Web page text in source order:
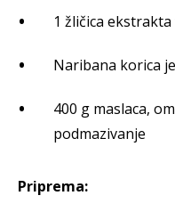
1 žličica
Naribana korica
400 g maslaca,
podmazivanje
Priprema: